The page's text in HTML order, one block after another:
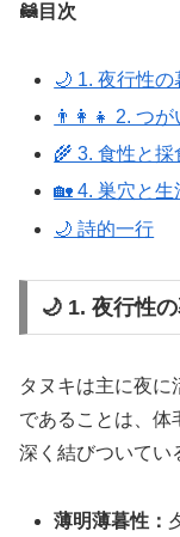
🦝目次
🌙 1. 夜行性
👨‍👩‍👧 2. つ
🌾 3. 食性と
🏡 4. 巣穴と
🌙 詩的一行
🌙 1. 夜行性
タヌキは主に夜に
であることは、体
深く結びついてい
薄明薄暮性：